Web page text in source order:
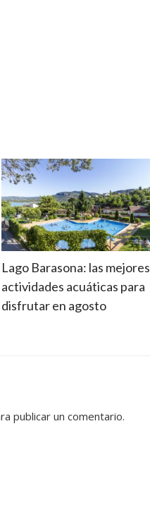
Lago Barasona: las mejores
actividades acuáticas para
disfrutar en agosto
publicar un comentario.